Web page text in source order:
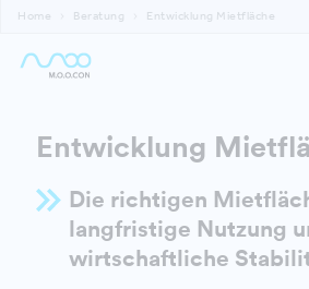
Home Beratung Entwicklung Mietfläche
Entwicklung
Die richtigen
langfristige Nutzung
wirtschaftliche